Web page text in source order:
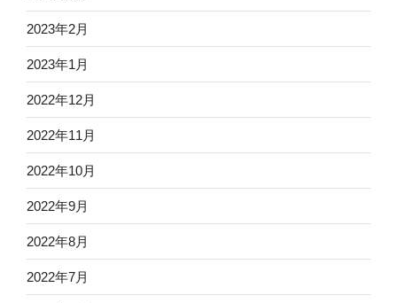
2023年2月
2023年1月
2022年12月
2022年11月
2022年10月
2022年9月
2022年8月
2022年7月